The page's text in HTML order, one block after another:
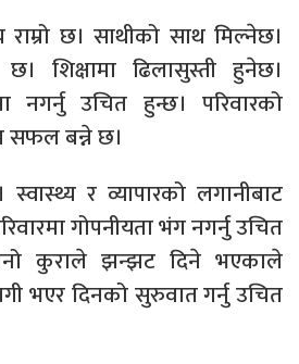
राम्रो छ। साथीको साथ मिल्नेछ।
शिक्षामा ढिलासुस्ती हुनेछ।
नगर्नु उचित हुन्छ। परिवारको
सफल बन्ने छ।
स्वास्थ्य र व्यापारको लगानीबाट
गोपनीयता भंग नगर्नु उचित
कुराले झन्झट दिने भएकाले
भएर दिनको सुरुवात गर्नु उचित